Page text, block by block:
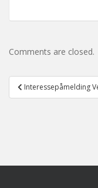
Comments are closed.
Post
navigation
Interessepåmelding